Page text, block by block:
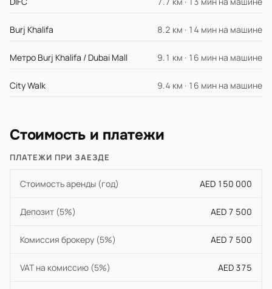
Burj Khalifa 8.2 км · 14 мин на машине
Метро Burj Khalifa / Dubai Mall 9.1 км · 16 мин на машине
City Walk 9.4 км · 16 мин на машине
Стоимость и платежи
ПЛАТЕЖИ ПРИ ЗАЕЗДЕ
Стоимость аренды (год) AED 150 000
Депозит (5%) AED 7 500
Комиссия брокеру (5%) AED 7 500
VAT на комиссию (5%) AED 375